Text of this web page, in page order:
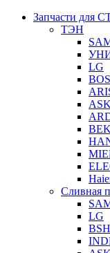
Запчасти
ТЭН
LG
Сливная
LG